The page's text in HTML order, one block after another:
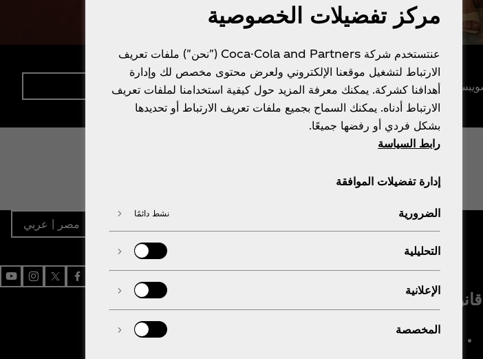
سجل دلوقتي
مصر | عربي
قانوني
Facebook
X
مركز تفضيلات الخصوصية
عنتستخدم شركة Coca-Cola and Partners ("نحن") ملفات تعريف
الارتباط لتشغيل موقعنا الإلكتروني ولعرض محتوى مخصص لك وإدارة
أهدافنا كشركة. يمكنك معرفة المزيد حول كيفية استخدامنا لملفات تعريف
الارتباط أدناه. يمكنك السماح بجميع ملفات تعريف الارتباط أو تحديدها
بشكل فردي أو رفضها جميعًا.
رابط السياسة
إدارة تفضيلات الموافقة
الضرورية نشط دائمًا
التحليلية
الإعلانية
المخصصة